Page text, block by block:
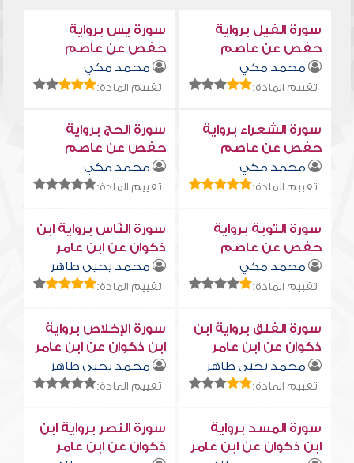
سورة الفيل برواية
حفص عن عاصم
محمد مكي
تقييم المادة:
سورة يس برواية
حفص عن عاصم
محمد مكي
تقييم المادة:
سورة الشعراء برواية
حفص عن عاصم
محمد مكي
تقييم المادة:
سورة الحج برواية
حفص عن عاصم
محمد مكي
تقييم المادة:
سورة التوبة برواية
حفص عن عاصم
محمد مكي
تقييم المادة:
سورة النّاس برواية ابن
ذكوان عن ابن عامر
محمد يحيى طاهر
تقييم المادة:
سورة الفلق برواية ابن
ذكوان عن ابن عامر
محمد يحيى طاهر
تقييم المادة:
سورة الإخلاص برواية
ابن ذكوان عن ابن عامر
محمد يحيى طاهر
تقييم المادة:
سورة المسد برواية
ابن ذكوان عن ابن عامر
سورة النصر برواية ابن
ذكوان عن ابن عامر